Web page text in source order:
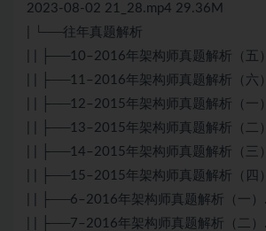
2023-08-02 21_28.mp4 29.36M
| └──往年真题解析
| | ├──10–2016年架构师真题解析（五
| | ├──11–2016年架构师真题解析（六
| | ├──12–2015年架构师真题解析（一
| | ├──13–2015年架构师真题解析（二
| | ├──14–2015年架构师真题解析（三
| | ├──15–2015年架构师真题解析（四
| | ├──6–2016年架构师真题解析（一
| | ├──7–2016年架构师真题解析（二